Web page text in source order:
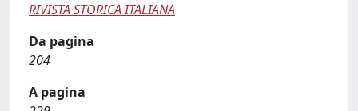
RIVISTA STORICA ITALIANA
Da pagina
204
A pagina